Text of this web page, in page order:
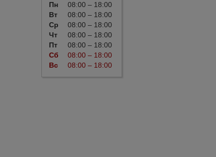
Пн
08:00 – 18:00
Вт
08:00 – 18:00
Ср
08:00 – 18:00
Чт
08:00 – 18:00
Пт
08:00 – 18:00
Сб
08:00 – 18:00
Вс
08:00 – 18:00